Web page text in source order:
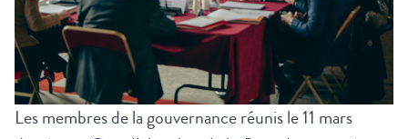
Les membres de la gouvernance réunis le 11 mars